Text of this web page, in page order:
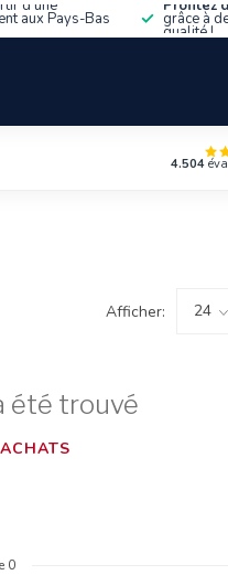
d'une
aux Pays-Bas
Profitez
grâce à
qualité !
4.504
Afficher:
été trouvé
0